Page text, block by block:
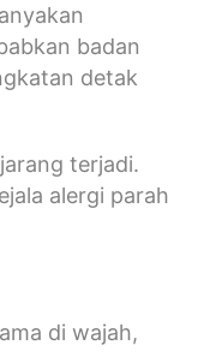
badan
detak
terjadi.
alergi parah
di wajah,